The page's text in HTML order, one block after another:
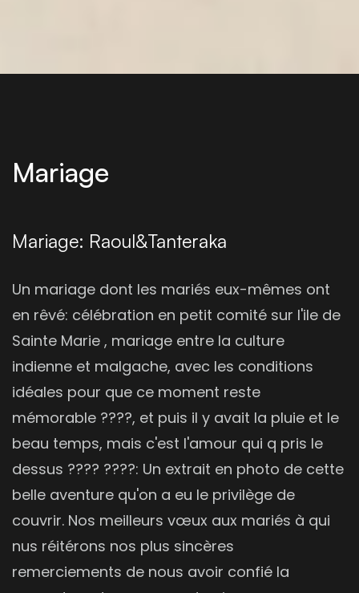
Mariage
Mariage: Raoul&Tanteraka
Un mariage dont les mariés eux-mêmes ont
en rêvé: célébration en petit comité sur l'ile de
Sainte Marie , mariage entre la culture
indienne et malgache, avec les conditions
idéales pour que ce moment reste
mémorable ????, et puis il y avait la pluie et le
beau temps, mais c'est l'amour qui q pris le
dessus ???? ????: Un extrait en photo de cette
belle aventure qu'on a eu le privilège de
couvrir. Nos meilleurs vœux aux mariés à qui
nus réitérons nos plus sincères
remerciements de nous avoir confié la